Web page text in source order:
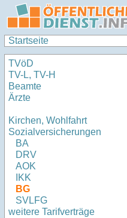
Startseite
TVöD
TV-L, TV-H
Beamte
Ärzte
Kirchen, Wohlfahrt
Sozialversicherungen
BA
DRV
AOK
IKK
BG
SVLFG
weitere Tarifverträge